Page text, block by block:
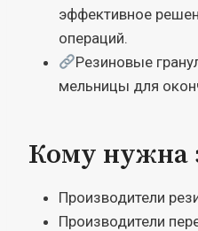
эффективное
операций.
Резиновые
мельницы для
Кому нужна
Производители
Производители